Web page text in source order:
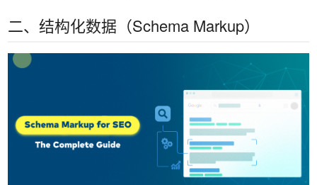
二、结构化数据（Schema Markup）